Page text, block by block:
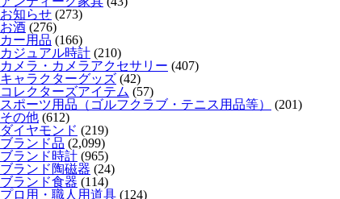
お知らせ (273)
お酒 (276)
カー用品 (166)
カジュアル時計 (210)
カメラ・カメラアクセサリー (407)
キャラクターグッズ (42)
コレクターズアイテム (57)
スポーツ用品（ゴルフクラブ・テニス用品等）
(201)
その他 (612)
ダイヤモンド (219)
ブランド品 (2,099)
ブランド時計 (965)
ブランド陶磁器 (24)
ブランド食器 (114)
プロ用・職人用道具 (124)